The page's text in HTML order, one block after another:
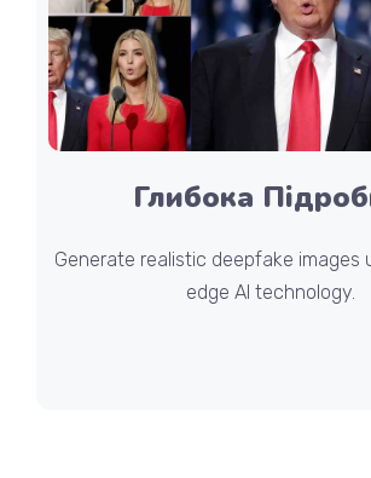
Глибока
Generate realistic deepfake images
edge AI technology.